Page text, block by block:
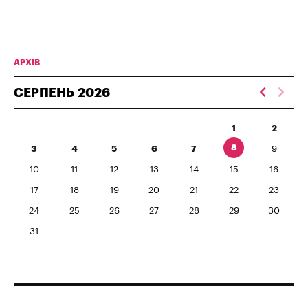
АРХІВ
СЕРПЕНЬ 2026
1 2
3 4 5 6 7 8 9
10 11 12 13 14 15 16
17 18 19 20 21 22 23
24 25 26 27 28 29 30
31